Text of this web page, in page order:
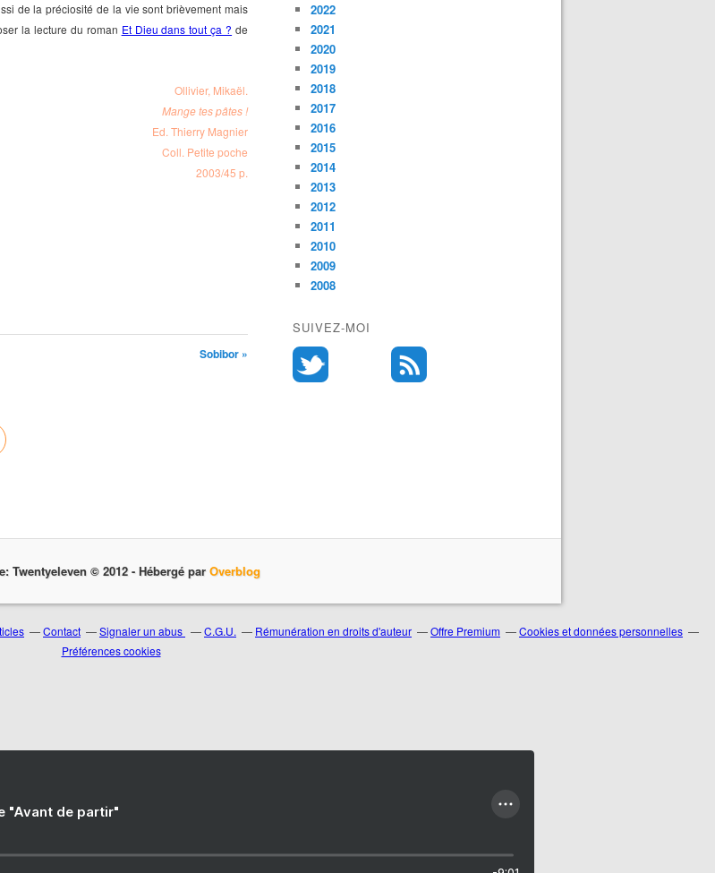
de la préciosité de la vie sont brièvement mais
la lecture du roman Et Dieu dans tout ça ? de
Ollivier, Mikaël.
Mange tes pâtes !
Ed. Thierry Magnier
Coll. Petite poche
2003/45 p.
Sobibor »
2022
2021
2020
2019
2018
2017
2016
2015
2014
2013
2012
2011
2010
2009
2008
SUIVEZ-MOI
Twentyeleven © 2012 - Hébergé par Overblog
Contact Signaler un abus C.G.U. Rémunération en droits d'auteur Offre Premium
Cookies et données personnelles
Préférences cookies
"Avant de partir"